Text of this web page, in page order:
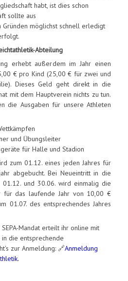
habt, ist dies schon
sollte aus
Gründen möglichst schnell erledigt
Abteilung
erhebt außerdem im Jahr einen
€ pro Kind (25,00 € für zwei und
Dieses Geld geht direkt in die
mit dem Hauptverein nichts zu tun.
die Ausgaben für unsere Athleten
und Übungsleiter
für Halle und Stadion
zum 01.12. eines jeden Jahres für
abgebucht. Bei Neueintritt in die
01.12. und 30.06. wird einmalig die
für das laufende Jahr von 10,00 €
01.07. des entsprechendes Jahres
Mandat erteilt ihr online mit
die entsprechende
zur Anmeldung: 🔗Anmeldung
.